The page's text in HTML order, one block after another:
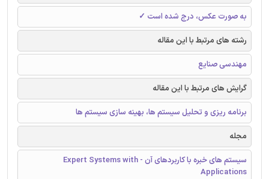
به صورت عکس، درج شده است ✓
رشته های مرتبط با این مقاله
مهندسی صنایع
گرایش های مرتبط با این مقاله
برنامه ریزی و تحلیل سیستم ها، بهینه سازی سیستم ها
مجله
سیستم های خبره با کاربردهای آن - Expert Systems with
Applications